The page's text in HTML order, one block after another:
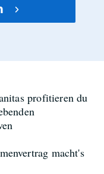
profitieren du
macht's